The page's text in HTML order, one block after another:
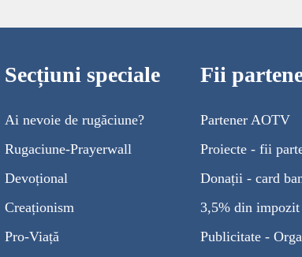
Secțiuni speciale
Ai nevoie de rugăciune?
Rugaciune-Prayerwall
Devoțional
Creaționism
Pro-Viață
Fii
Partener AOTV
Proiecte - fii
Donații - card
3,5% din impozit
Publicitate -